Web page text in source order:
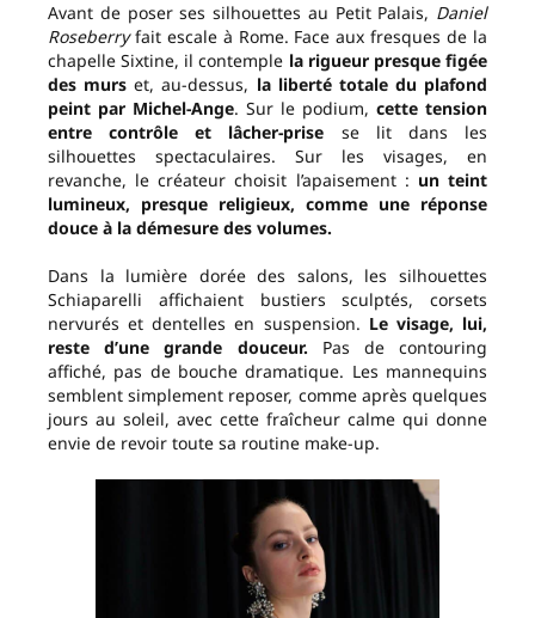
Avant de poser ses silhouettes au Petit Palais, Daniel
Roseberryfait escale à Rome. Face aux fresques de la
chapelle Sixtine, il contemple la rigueur presque figée
des murs et, au-dessus, la liberté totale du plafond
peint par Michel-Ange. Sur le podium, cette tension
entre contrôle et lâcher-prise se lit dans les
silhouettes spectaculaires. Sur les visages, en
revanche, le créateur choisit l’apaisement : un teint
lumineux, presque religieux, comme une réponse
douce à la démesure des volumes.
Dans la lumière dorée des salons, les silhouettes
Schiaparelli affichaient bustiers sculptés, corsets
nervurés et dentelles en suspension. Le visage, lui,
reste d’une grande douceur. Pas de contouring
affiché, pas de bouche dramatique. Les mannequins
semblent simplement reposer, comme après quelques
jours au soleil, avec cette fraîcheur calme qui donne
envie de revoir toute sa routine make-up.